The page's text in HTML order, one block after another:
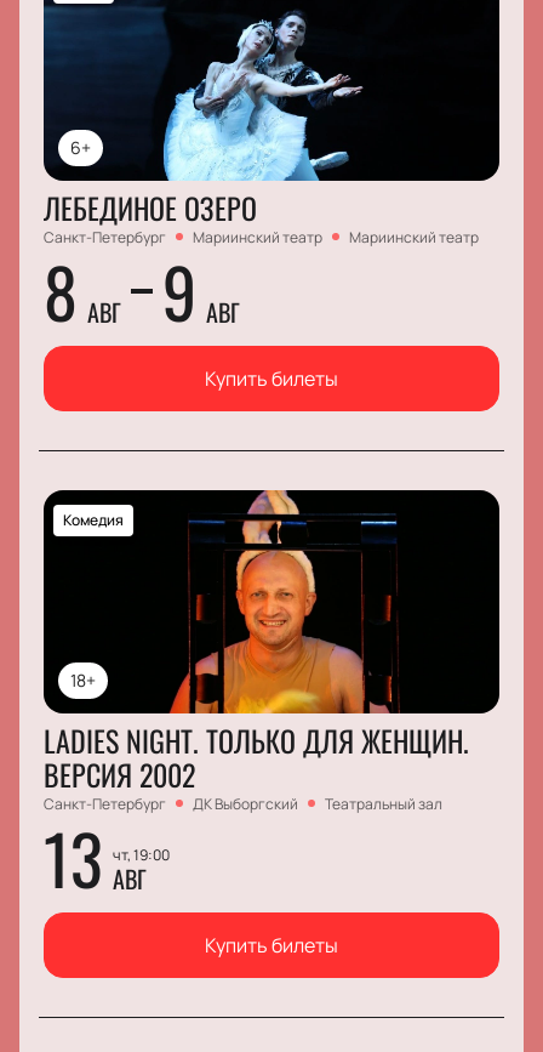
6+
ЛЕБЕДИНОЕ ОЗЕРО
Санкт-Петербург Мариинский театр Мариинский театр
8 АВГ 9 АВГ
Купить билеты
18+
Комедия
LADIES NIGHT. ТОЛЬКО ДЛЯ ЖЕНЩИН.
ВЕРСИЯ 2002
Санкт-Петербург ДК Выборгский Театральный зал
13 чт, 19:00
АВГ
Купить билеты